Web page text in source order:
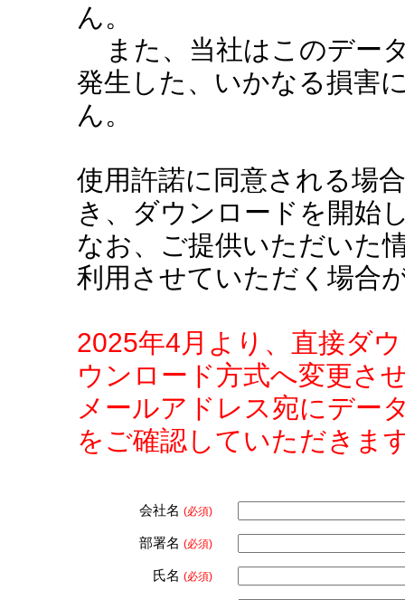
ん。
また、当社はこのデー
発生した、いかなる損害
ん。
使用許諾に同意される場
き、ダウンロードを開始
なお、ご提供いただいた
利用させていただく場合
2025年4月より、直接ダ
ウンロード方式へ変更さ
メールアドレス宛にデー
をご確認していただきま
会社名 (必須)
部署名 (必須)
氏名 (必須)